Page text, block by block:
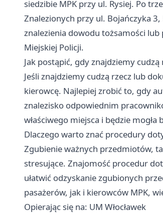
siedzibie MPK przy ul. Rysiej. Po
Znalezionych przy ul. Bojańczyka
znalezienia dowodu tożsamości
Miejskiej Policji.
Jak postąpić, gdy znajdziemy cudzą
Jeśli znajdziemy cudzą rzecz lub
kierowcę. Najlepiej zrobić to, gdy
znalezisko odpowiednim
właściwego miejsca i będzie mogła
Dlaczego warto znać procedury
Zgubienie ważnych przedmiotów,
stresujące. Znajomość procedur
ułatwić odzyskanie zgubionych
pasażerów, jak i kierowców MPK,
Opierając się na: UM Włocławek